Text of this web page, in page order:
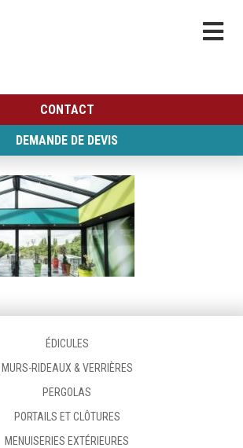
CONTACT
DEMANDE DE DEVIS
ÉDICULES
MURS-RIDEAUX & VERRIÈRES
PERGOLAS
PORTAILS ET CLÔTURES
MENUISERIES EXTÉRIEURES